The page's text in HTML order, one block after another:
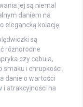
jej są niemal
daniem na
elegancką kolację.
są
różnorodne
czy cebula,
smaku i chrupkości.
danie o wartości
i atrakcyjności na